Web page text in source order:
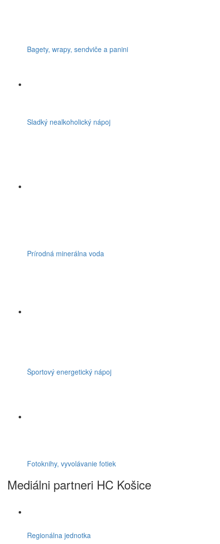
Bagety, wrapy, sendviče a panini
Sladký nealkoholický nápoj
Prírodná minerálna voda
Športový energetický nápoj
Fotoknihy, vyvolávanie fotiek
Mediálni partneri HC Košice
Regionálna jednotka